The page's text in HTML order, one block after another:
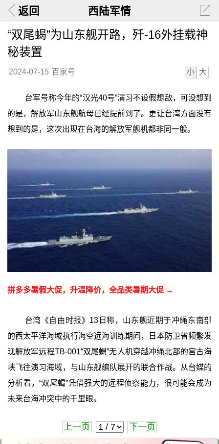
返回 西陆军情
“双尾蝎”为山东舰开路，歼-16外挂载神
秘装置
2024-07-15 百家号 小 大
台军号称今年的“汉光40号”演习不设假想敌，可没想到
的是，解放军山东舰航母已经提前到了。更让台湾方面没有
想到的是，这次出现在台海的解放军舰机都非同一般。
拼多多暑假大促，升温降价，全品类暑期大促 →
台湾《自由时报》13日称，山东舰近期于冲绳东南部
的西太平洋海域执行海空远海训练期间，日本防卫省频繁发
现解放军远程TB-001“双尾蝎”无人机穿越冲绳北部的宫古海
峡飞往演习海域，与山东舰编队展开的联合作战。从台媒的
分析看，“双尾蝎”凭借强大的远程侦察能力，很可能会成为
未来台海冲突中的千里眼。
上一页 下一页